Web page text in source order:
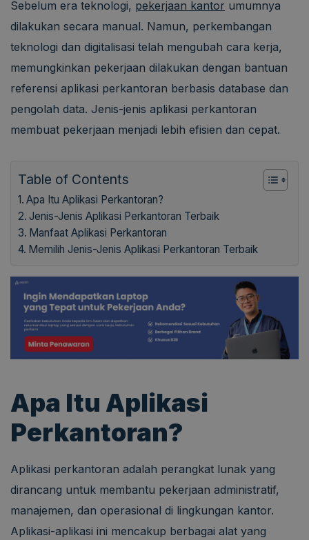
Sebelum era teknologi, pekerjaan kantor umumnya
dilakukan secara manual. Namun, perkembangan
teknologi dan digitalisasi telah mengubah cara kerja,
memungkinkan pekerjaan dilakukan dengan bantuan
referensi aplikasi perkantoran berbasis database dan
pengolah data. Jenis-jenis aplikasi perkantoran
membuat pekerjaan menjadi lebih efisien dan cepat.
Table of Contents
Apa Itu Aplikasi Perkantoran?
Jenis-Jenis Aplikasi Perkantoran Terbaik
Manfaat Aplikasi Perkantoran
Memilih Jenis-Jenis Aplikasi Perkantoran Terbaik
Apa Itu Aplikasi
Perkantoran?
Aplikasi perkantoran adalah perangkat lunak yang
dirancang untuk membantu pekerjaan administratif,
manajemen, dan operasional di lingkungan kantor.
Aplikasi-aplikasi ini mencakup berbagai alat yang